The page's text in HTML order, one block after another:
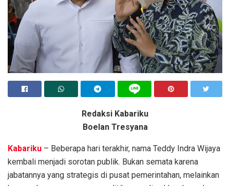
Redaksi Kabariku
Boelan Tresyana
Kabariku – Beberapa hari terakhir, nama Teddy Indra Wijaya
kembali menjadi sorotan publik. Bukan semata karena
jabatannya yang strategis di pusat pemerintahan, melainkan